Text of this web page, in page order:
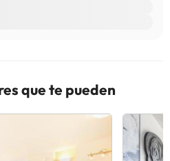
que te pueden